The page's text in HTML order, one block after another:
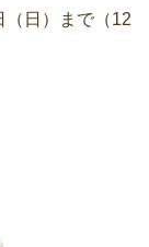
日）まで（12